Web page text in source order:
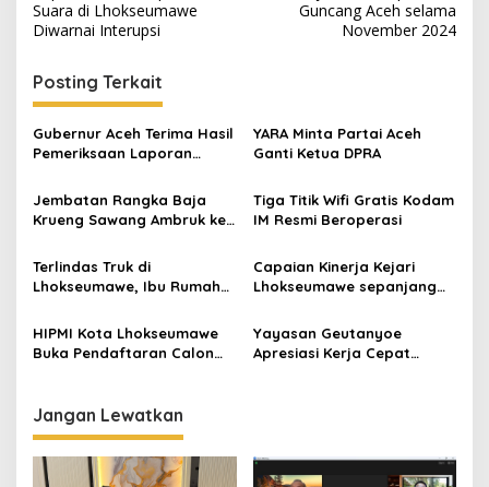
v
i
g
a
s
i
p
s
Suara di Lhokseumawe
Diwarnai Interupsi
Guncang Aceh selama
November 2024
Posting Terkait
Gubernur Aceh Terima Hasil
Pemeriksaan Laporan
Tahun 2024 dari BPKP
YARA Minta Partai Aceh
Ganti Ketua DPRA
Jembatan Rangka Baja
Krueng Sawang Ambruk ke
Tiga Titik Wifi Gratis Kodam
IM Resmi Beroperasi
Terlindas Truk di
Lhokseumawe, Ibu Rumah
Capaian Kinerja Kejari
Lhokseumawe sepanjang
HIPMI Kota Lhokseumawe
Buka Pendaftaran Calon
Yayasan Geutanyoe
Apresiasi Kerja Cepat
Jangan Lewatkan